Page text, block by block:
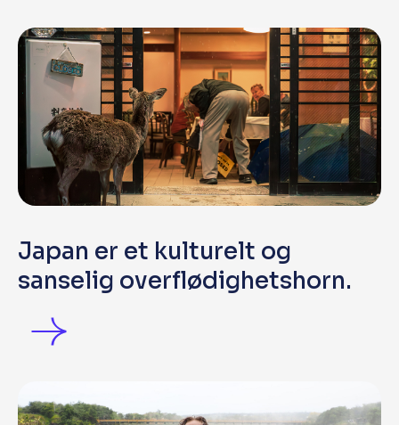
Japan er et kulturelt og
sanselig overflødighetshorn.